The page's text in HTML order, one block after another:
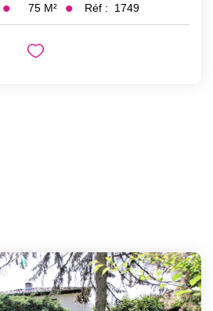
75 M² Réf : 1749